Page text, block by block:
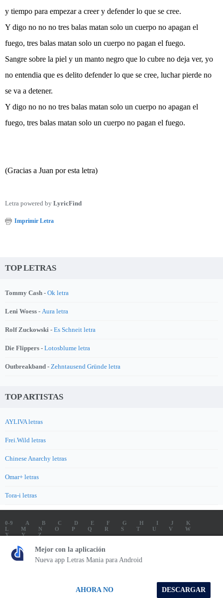
y tiempo para empezar a creer y defender lo que se cree.
Y digo no no no tres balas matan solo un cuerpo no apagan el
fuego, tres balas matan solo un cuerpo no pagan el fuego.
Sangre sobre la piel y un manto negro que lo cubre no deja ver, yo
no entendia que es delito defender lo que se cree, luchar pierde no
se va a detener.
Y digo no no no tres balas matan solo un cuerpo no apagan el
fuego, tres balas matan solo un cuerpo no pagan el fuego.
(Gracias a Juan por esta letra)
Letra powered by LyricFind
Imprimir Letra
TOP LETRAS
Tommy Cash - Ok letra
Leni Woess - Aura letra
Rolf Zuckowski - Es Schneit letra
Die Flippers - Lotosblume letra
Outbreakband - Zehntausend Gründe letra
TOP ARTISTAS
AYLIVA letras
Frei.Wild letras
Chinese Anarchy letras
Omar+ letras
Tora-i letras
0-9 A B C D E F G H I J
K
L
M N O P Q R S T V
W
X
Y
Z
LETRAS
SOUNDTRACK LETRAS
TOP 100 LETRAS
ENVIA LETRAS
Letrasmania.com - Copyright © 2026 - All Rights Reserved
Mejor con la aplicación
Nueva app Letras Mania para Android
DESCARGAR
AHORA NO